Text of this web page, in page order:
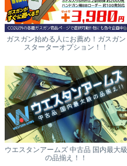
ガスガン始める人にお薦め！ガスガン
スターターオプション！！
ウエスタンアームズ 中古品 国内最大級
の品揃え！！